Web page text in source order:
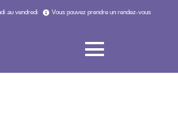
au vendredi Vous pouvez prendre un rendez-vous